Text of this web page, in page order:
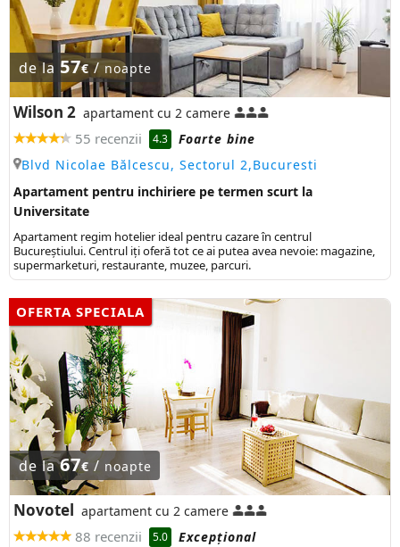
de la 57€/ noapte
Wilson 2 apartament cu 2 camere
55 recenzii 4.3
Foarte bine
Blvd Nicolae Bălcescu, Sectorul 2,Bucuresti
Apartament pentru inchiriere pe termen scurt la
Universitate
Apartament regim hotelier ideal pentru cazare în centrul
Bucureștiului. Centrul iți oferă tot ce ai putea avea nevoie: magazine,
supermarketuri, restaurante, muzee, parcuri.
OFERTA SPECIALA
de la67€ / noapte
Novotel apartament cu 2 camere
88 recenzii 5.0
Excepţional